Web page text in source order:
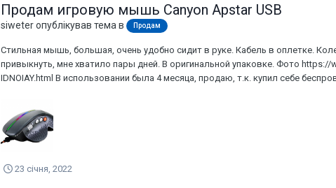
Продам игровую мышь Canyon Apstar USB
siweterопублікував тема в Продам
Стильная мышь, большая, очень удобно сидит в руке. Кабель в оплетке.
привыкнуть, мне хватило пары дней. В оригинальной упаковке. Фото
IDNOIAY.html В использовании была 4 месяца, продаю, т.к. купил себе
23 січня, 2022